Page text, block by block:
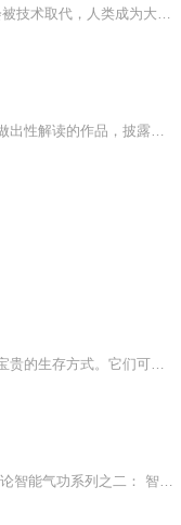
ChatGPT 两个月创下注册一个亿的高速发展，那AI技术的发展和人类智能之间的差异是否会被技术取代，人类成为大家热议的话题，我们将给大家做进一步的探讨。
《智能商业》由马云作序。《智能商业》是集团前总参谋长曾鸣，对互联网时代的重要趋势做出性解读的作品，披露了其对于未来商业模式的思考和判断。2006年，曾鸣教授加入集团，参与集团及各重要业务线，如、*、阿里云计算、菜鸟等的发展，被业界称为阿里的“...
人类生活的最高境界是美好的。我们没有理由不相信，在这片更大的空间中会存在更多极其宝贵的生存方式。它们可能大大超越我们智慧的极限，我们甚至做梦也无法想象得到。——尼克·波斯特洛姆
智能气功中国智能气功系列教材 全套共九辑10册 庞明 著智能气功系列之一 智能气功科学概论智能气功系列之二： 智能气功科学基础混元整体理论智能气功系列之三 智能气功科学精义智能气功系列之四 智能气功科学功法学智智能气功系列之五：智能气功科学技术超...